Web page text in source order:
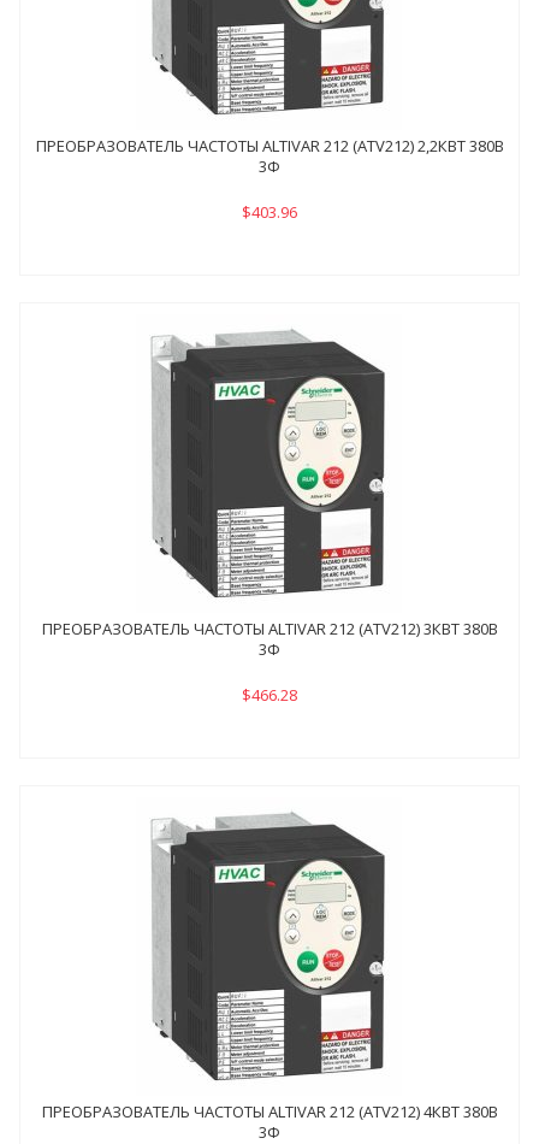
ПРЕОБРАЗОВАТЕЛЬ ЧАСТОТЫ ALTIVAR 212 (ATV212) 2,2КВТ 380В
3Ф
$403.96
ПРЕОБРАЗОВАТЕЛЬ ЧАСТОТЫ ALTIVAR 212 (ATV212) 3КВТ 380В
3Ф
$466.28
ПРЕОБРАЗОВАТЕЛЬ ЧАСТОТЫ ALTIVAR 212 (ATV212) 4КВТ 380В
3Ф